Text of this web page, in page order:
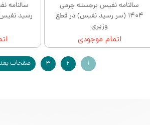
سالنامه نفیس برجسته چرمی
1404 (سر رسید نفیس) در قطع
وزیری
اتمام موجودی
رسید
۱ ۲ ۳ صفحات